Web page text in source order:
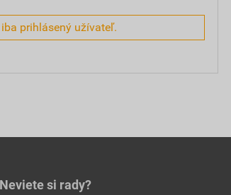
prihlásený užívateľ.
Neviete si rady?